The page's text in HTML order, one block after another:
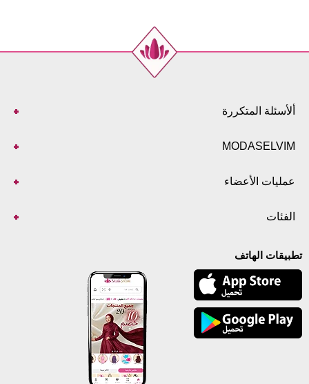
ألأسئلة المتكررة
MODASELVIM
عمليات الأعضاء
الفئات
تطبيقات الهاتف